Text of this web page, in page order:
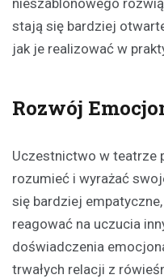
nieszablonowego
stają się bardziej
jak je realizować w
Rozwój
Uczestnictwo w teatrze
rozumieć i wyrażać
się bardziej
reagować na uczucia
doświadczenia
trwałych relacji z